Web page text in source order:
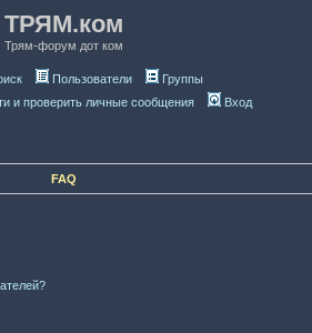
ТРЯМ.ком
Трям-форум дот ком
Пользователи
Группы
и проверить личные сообщения Вход
FAQ